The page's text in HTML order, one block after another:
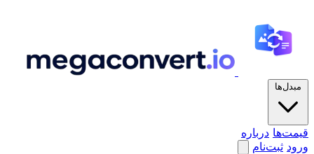
مبدل‌ها
قیمت‌ها درباره
ورود ثبت‌نام